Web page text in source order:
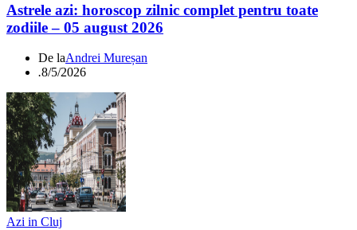
Astrele azi: horoscop zilnic complet pentru toate
zodiile – 05 august 2026
De laAndrei Mureșan
.8/5/2026
Azi in Cluj